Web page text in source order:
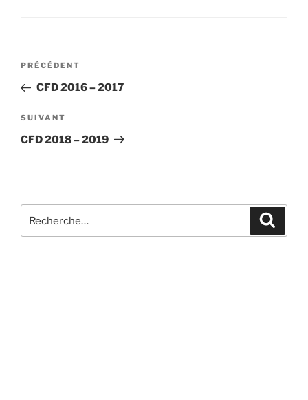
Navigation
l’article
Article
précédent
PRÉCÉDENT
CFD 2016 – 2017
Article
suivant
SUIVANT
CFD 2018 – 2019
pour